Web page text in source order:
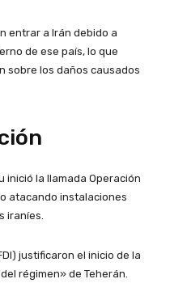
entrar a Irán debido a
de ese país, lo que
sobre los daños causados
inició la llamada Operación
atacando instalaciones
iraníes.
justificaron el inicio de la
régimen» de Teherán.